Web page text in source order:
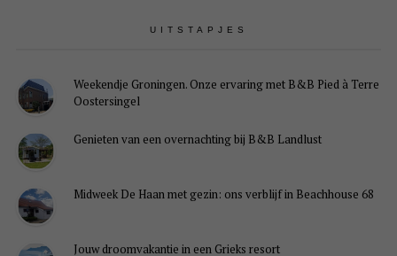
UITSTAPJES
Weekendje Groningen. Onze ervaring met B&B Pied à Terre
Oostersingel
Genieten van een overnachting bij B&B Landlust
Midweek De Haan met gezin: ons verblijf in Beachhouse 68
Jouw droomvakantie in een Grieks resort